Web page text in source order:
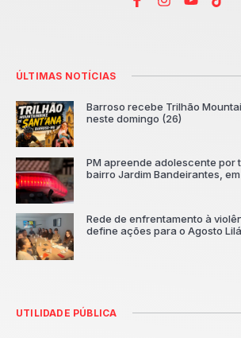
ÚLTIMAS NOTÍCIAS
Barroso recebe Trilhão
neste domingo (26)
PM apreende adolescente por
bairro Jardim Bandeirantes,
Rede de enfrentamento à
define ações para o Agosto
UTILIDADE PÚBLICA